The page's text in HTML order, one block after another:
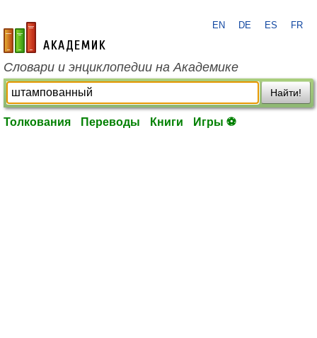
academic.ru
EN DE ES FR
Словари и энциклопедии на Академике
Найти!
Толкования Переводы Книги Игры ⚽